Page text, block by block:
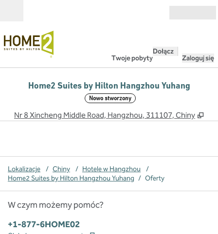
Twoje pobyty
Dołącz
Zaloguj się
Home2 Suites by Hilton Hangzhou Yuhang
Nowo stworzony
Nr 8 Xincheng Middle Road, Hangzhou, 311107, Chiny ,
Lokalizacje / Chiny / Hotele w Hangzhou
/
Home2 Suites by Hilton Hangzhou Yuhang / Oferty
W czym możemy pomóc?
Telefon:
+1-877-6HOME02